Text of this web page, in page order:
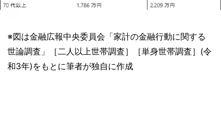
※図は金融広報中央委員会「家計の金融行動に関する
世論調査」［二人以上世帯調査］［単身世帯調査］(令
和3年)をもとに筆者が独自に作成